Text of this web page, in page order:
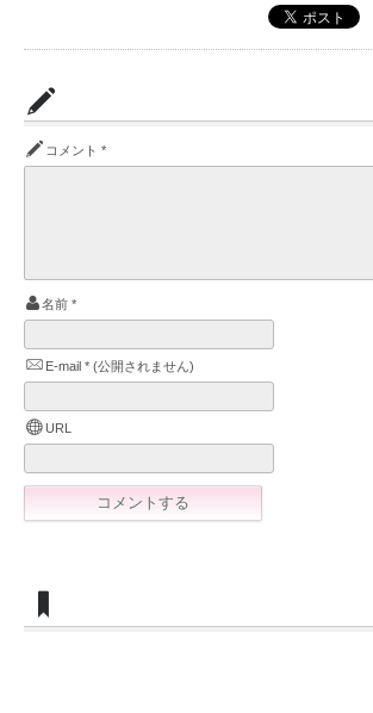
コメント *
名前 *
E-mail * (公開されません)
URL